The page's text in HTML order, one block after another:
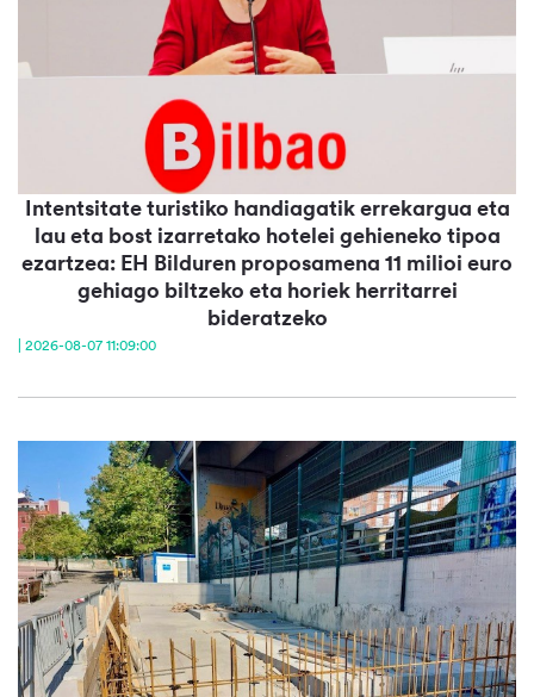
Intentsitate turistiko handiagatik errekargua eta
lau eta bost izarretako hotelei gehieneko tipoa
ezartzea: EH Bilduren proposamena 11 milioi euro
gehiago biltzeko eta horiek herritarrei
bideratzeko
| 2026-08-07 11:09:00